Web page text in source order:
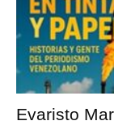
Evaristo